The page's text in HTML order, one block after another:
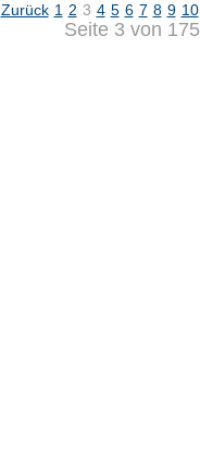
Zurück 1 2 3 4 5 6 7 8 9 10
Seite 3 von 175